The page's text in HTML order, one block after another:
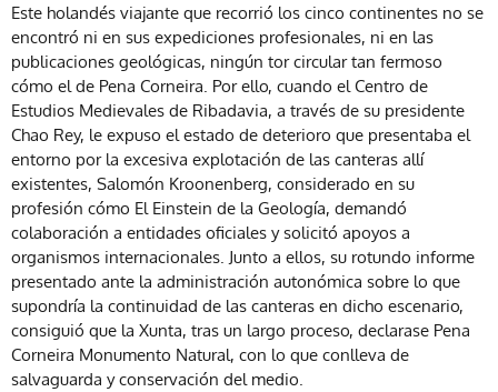
Este holandés viajante que recorrió los cinco continentes no se
encontró ni en sus expediciones profesionales, ni en las
publicaciones geológicas, ningún tor circular tan fermoso
cómo el de Pena Corneira. Por ello, cuando el Centro de
Estudios Medievales de Ribadavia, a través de su presidente
Chao Rey, le expuso el estado de deterioro que presentaba el
entorno por la excesiva explotación de las canteras allí
existentes, Salomón Kroonenberg, considerado en su
profesión cómo El Einstein de la Geología, demandó
colaboración a entidades oficiales y solicitó apoyos a
organismos internacionales. Junto a ellos, su rotundo informe
presentado ante la administración autonómica sobre lo que
supondría la continuidad de las canteras en dicho escenario,
consiguió que la Xunta, tras un largo proceso, declarase Pena
Corneira Monumento Natural, con lo que conlleva de
salvaguarda y conservación del medio.